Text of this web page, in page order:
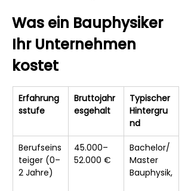
Was ein Bauphysiker
Ihr Unternehmen
kostet
Erfahrung
sstufe
Bruttojahr
esgehalt
Typischer
Hintergru
nd
Berufseins
teiger (0–
2 Jahre)
45.000–
52.000 €
Bachelor/
Master
Bauphysik,